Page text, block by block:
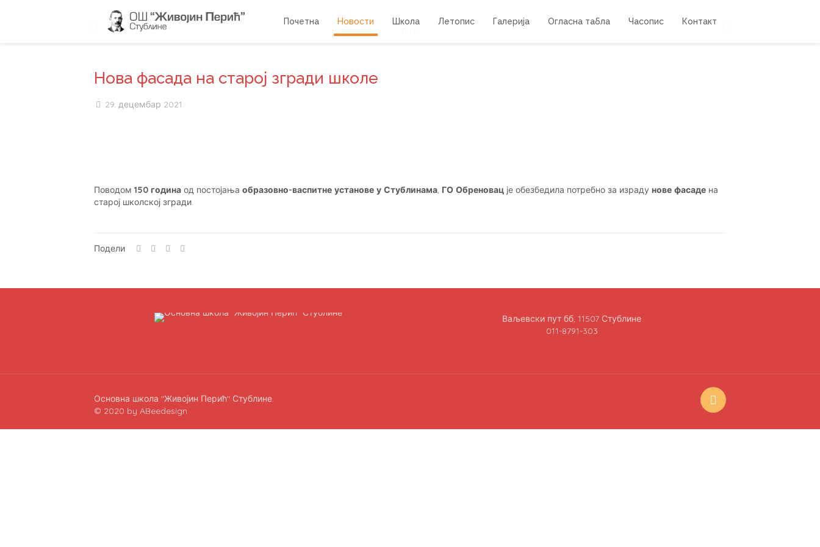
Почетна Новости Школа Летопис Галерија Огласна табла Часопис Контакт
Нова фасада на старој згради школе
29. децембар 2021.
Поводом 150 година од постојања образовно-васпитне установе у Стублинама, ГО Обреновац је обезбедила потребно за израду нове фасаде на
старој школској згради.
Подели
Ваљевски пут бб, 11507 Стублине
011-8791-303
Основна школа "Живојин Перић" Стублине.
© 2020 by ABeedesign